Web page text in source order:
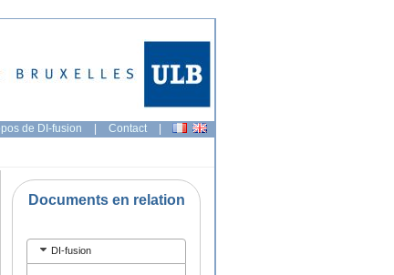
de DI-fusion | Contact |
Documents en relation
DI-fusion